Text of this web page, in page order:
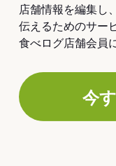
店舗情報を編集し
伝えるためのサー
食べログ店舗会員
今